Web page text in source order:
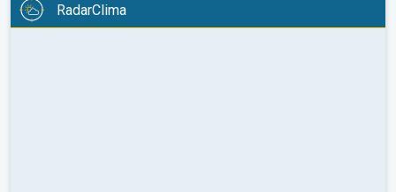
RadarClima